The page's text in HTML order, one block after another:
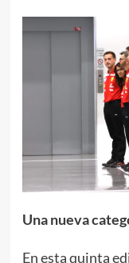
Una nueva
En esta quinta